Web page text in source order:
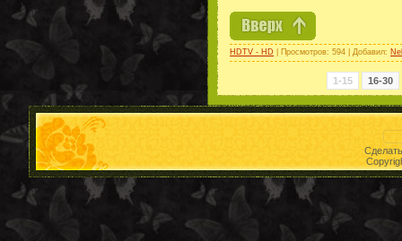
HDTV - HD | Просмотров: 594 | Добавил:
1-15 16-30